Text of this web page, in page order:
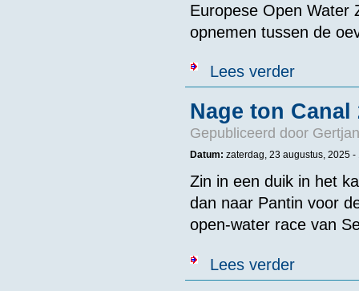
Europese Open Water
opnemen tussen de
Lees verderover De
Nage ton Canal
Gepubliceerd door
Datum: zaterdag, 23 augustus, 2025 -
Zin in een duik in het
dan naar Pantin voor
open-water race van
Lees verderover Nage